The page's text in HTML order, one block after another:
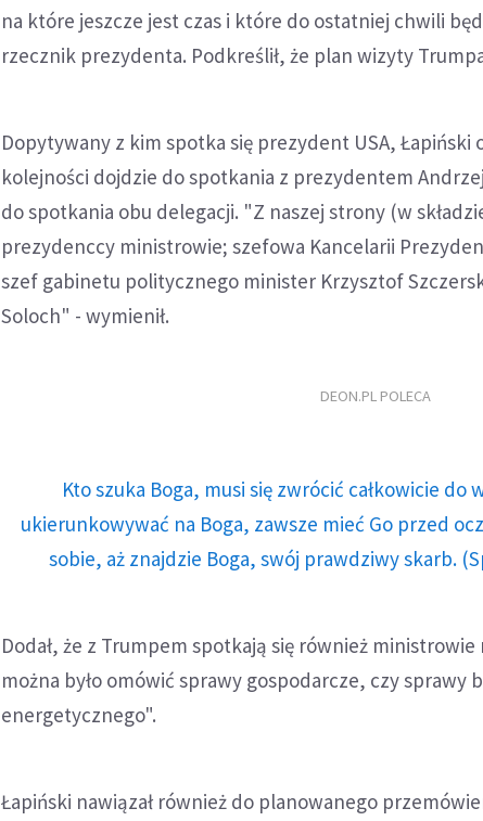
na które jeszcze jest czas i które do ostatniej chwili
rzecznik prezydenta. Podkreślił, że plan wizyty
Dopytywany z kim spotka się prezydent USA, Łapiński
kolejności dojdzie do spotkania z prezydentem
do spotkania obu delegacji. "Z naszej strony (w
prezydenccy ministrowie; szefowa Kancelarii
szef gabinetu politycznego minister Krzysztof
Soloch" - wymienił.
DEON.PL POLECA
Kto szuka Boga, musi się zwrócić całkowicie do
ukierunkowywać na Boga, zawsze mieć Go przed
sobie, aż znajdzie Boga, swój prawdziwy skarb.
Dodał, że z Trumpem spotkają się również
można było omówić sprawy gospodarcze, czy sprawy
energetycznego".
Łapiński nawiązał również do planowanego